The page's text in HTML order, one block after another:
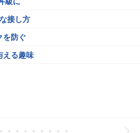
接し方
を防ぐ
える趣味